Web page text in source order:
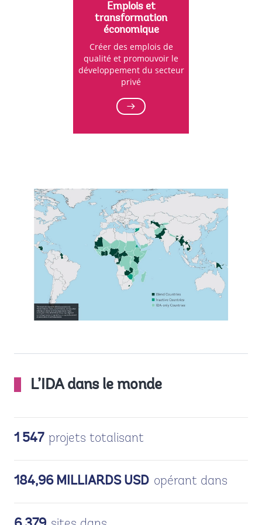
Emplois et
transformation
économique
Créer des emplois de
qualité et promouvoir le
développement du secteur
privé
G
o
t
o
p
L’IDA dans le monde
1 547 projets totalisant
184,96 MILLIARDS USD opérant dans